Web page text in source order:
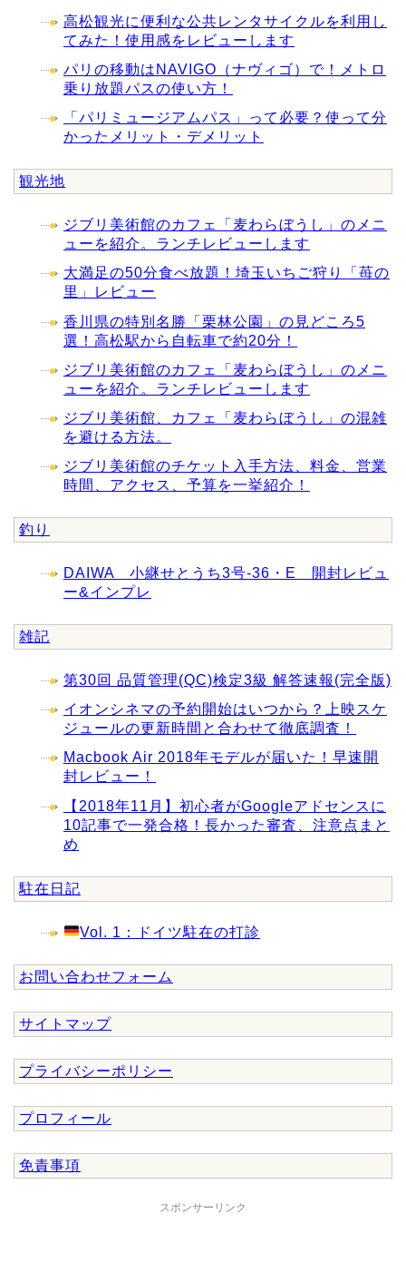
高松観光に便利な公共レンタサイクルを利用し
てみた！使用感をレビューします
パリの移動はNAVIGO（ナヴィゴ）で！メトロ
乗り放題パスの使い方！
「パリミュージアムパス」って必要？使って分
かったメリット・デメリット
観光地
ジブリ美術館のカフェ「麦わらぼうし」のメニ
ューを紹介。ランチレビューします
大満足の50分食べ放題！埼玉いちご狩り「苺の
里」レビュー
香川県の特別名勝「栗林公園」の見どころ5
選！高松駅から自転車で約20分！
ジブリ美術館のカフェ「麦わらぼうし」のメニ
ューを紹介。ランチレビューします
ジブリ美術館、カフェ「麦わらぼうし」の混雑
を避ける方法。
ジブリ美術館のチケット入手方法、料金、営業
時間、アクセス、予算を一挙紹介！
釣り
DAIWA 小継せとうち3号-36・E 開封レビュ
ー&インプレ
雑記
第30回 品質管理(QC)検定3級 解答速報(完全版)
イオンシネマの予約開始はいつから？上映スケ
ジュールの更新時間と合わせて徹底調査！
Macbook Air 2018年モデルが届いた！早速開
封レビュー！
【2018年11月】初心者がGoogleアドセンスに
10記事で一発合格！長かった審査、注意点まと
め
駐在日記
Vol. 1：ドイツ駐在の打診
お問い合わせフォーム
サイトマップ
プライバシーポリシー
プロフィール
免責事項
スポンサーリンク